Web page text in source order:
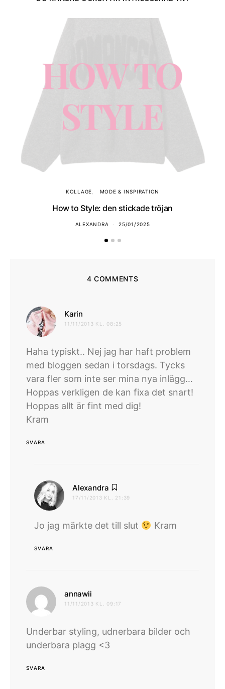
KOLLAGE MODE & INSPIRATION
How to Style: den stickade tröjan
ALEXANDRA 25/01/2025
4 COMMENTS
Karin
11/11/2013 KL. 08:25
Haha typiskt.. Nej jag har haft problem
med bloggen sedan i torsdags. Tycks
vara fler som inte ser mina nya inlägg…
Hoppas verkligen de kan fixa det snart!
Hoppas allt är fint med dig!
Kram
SVARA
Alexandra
17/11/2013 KL. 21:39
Jo jag märkte det till slut Kram
SVARA
annawii
11/11/2013 KL. 09:17
Underbar styling, udnerbara bilder och
underbara plagg <3
SVARA